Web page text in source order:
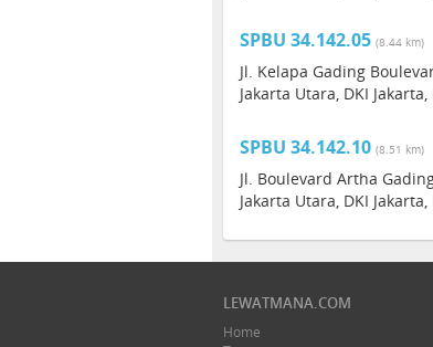
SPBU 34.142.05 (8.44 km)
Jl. Kelapa Gading
Jakarta Utara, DKI
SPBU 34.142.10 (8.51 km)
Jl. Boulevard Artha
Jakarta Utara, DKI
LEWATMANA.COM
Home